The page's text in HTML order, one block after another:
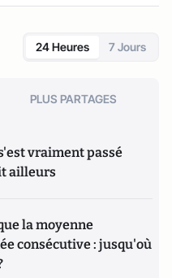
24 Heures 7 Jours
PLUS PARTAGES
vraiment passé
ailleurs
la moyenne
consécutive : jusqu'où